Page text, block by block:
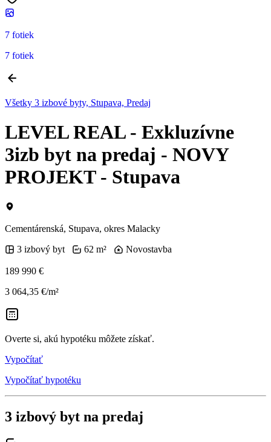
7 fotiek
7 fotiek
Všetky 3 izbové byty, Stupava, Predaj
LEVEL REAL - Exkluzívne
3izb byt na predaj - NOVY
PROJEKT - Stupava
Cementárenská, Stupava, okres Malacky
3 izbový byt
62 m² Novostavba
189 990 €
3 064,35 €/m²
Overte si, akú hypotéku môžete získať.
Vypočítať
Vypočítať hypotéku
3 izbový byt na predaj